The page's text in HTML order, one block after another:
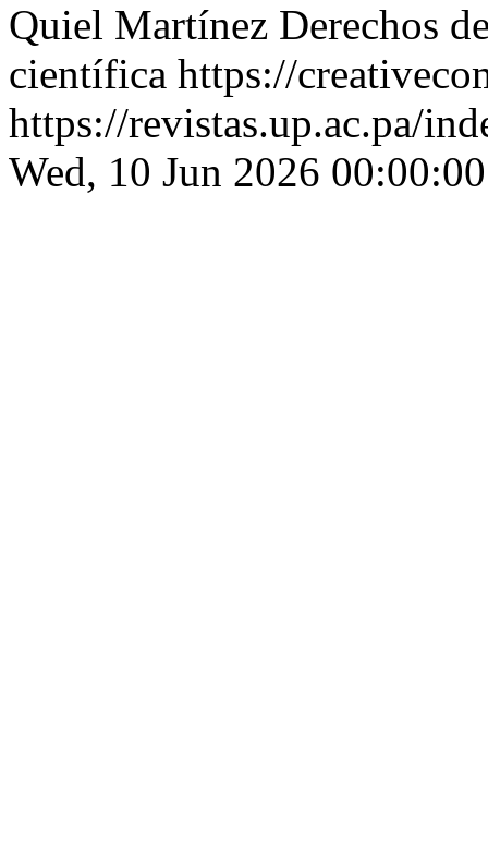
Quiel Martínez Derechos
científica https://
https://revistas.up.ac.pa/
Wed, 10 Jun 2026